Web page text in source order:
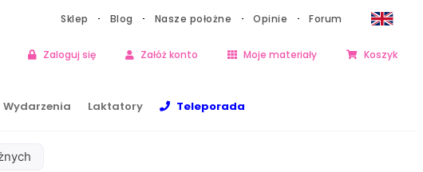
Sklep Blog Nasze położne Opinie Forum
Zaloguj się Załóż konto Moje materiały Koszyk
Wydarzenia Laktatory Teleporada